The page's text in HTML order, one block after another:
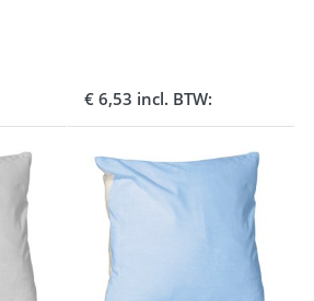
€ 6,53 incl. BTW: